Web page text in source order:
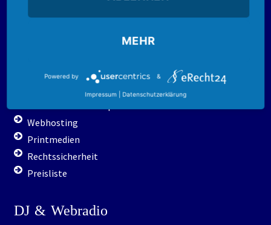
Webhosting
Printmedien
Rechtssicherheit
Preisliste
DJ & Webradio
MEHR
Powered by &
Impressum Datenschutzerklärung